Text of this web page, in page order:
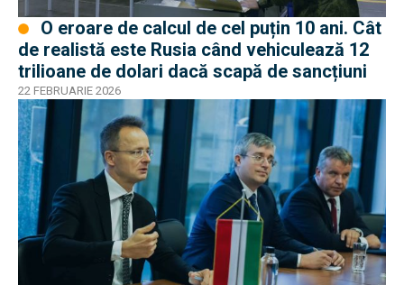
de realistă este Rusia când vehiculează 12
trilioane de dolari dacă scapă de sancțiuni
22 FEBRUARIE 2026